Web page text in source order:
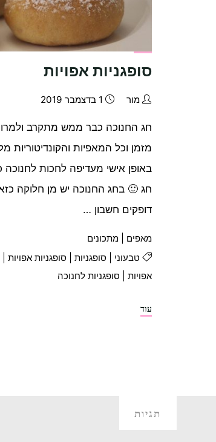
סופגניות אפויות
מור 1 בדצמבר 2019
חג החנוכה כבר ממש מתקרב
מזמן וכל המאפיות והקונדיטוריות
באופן אישי מעדיפה לחכות לחנוכה
חג 🙂 בחג החנוכה יש מן חלוקה
דופקים חשבון …
מאפים
מתכונים
טבעוני
סופגניות| סופגניות אפויות|
אפויות| סופגניות לחנוכה
עוד"סופגניות
תגיות